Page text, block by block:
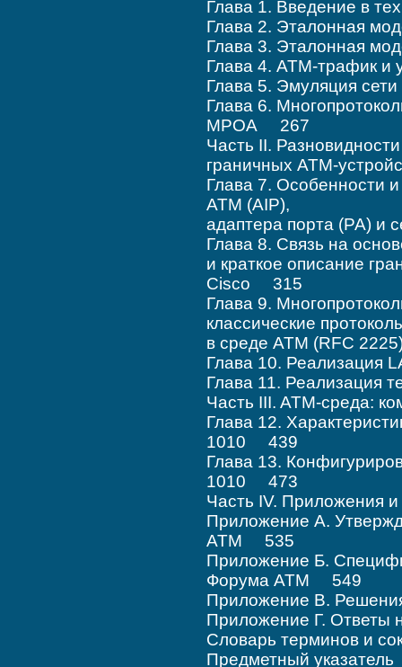
Глава 1. Введение в
Глава 2. Эталонная
Глава 3. Эталонная
Глава 4. ATM-трафик
Глава 5. Эмуляция
Глава 6.
MPOA 267
Часть II.
граничных ATM-
Глава 7. Особенности
ATM (AIP),
адаптера порта (PA) и
Глава 8. Связь на
и краткое описание
Cisco 315
Глава 9.
классические
в среде ATM (RFC
Глава 10. Реализация
Глава 11. Реализация
Часть III. ATM-среда:
Глава 12.
1010 439
Глава 13.
1010 473
Часть IV. Приложения
Приложение А.
ATM 535
Приложение Б.
Форума ATM 549
Приложение В.
Приложение Г.
Словарь терминов и
Предметный